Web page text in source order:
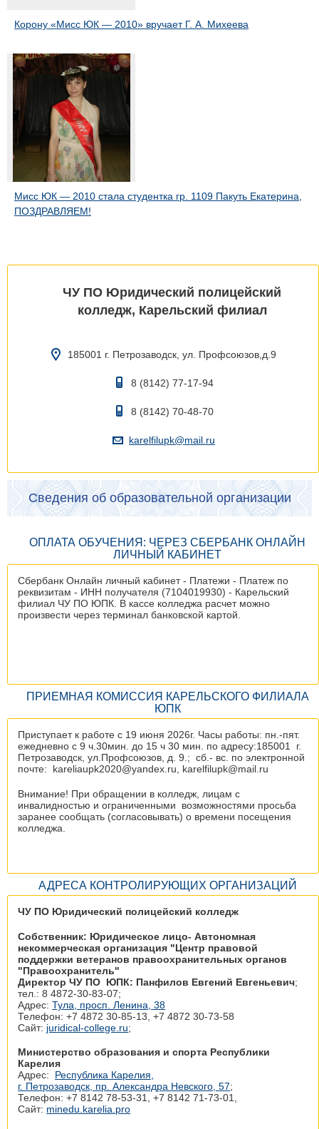
Корону «Мисс ЮК — 2010» вручает Г. А. Михеева
Мисс ЮК — 2010 стала студентка гр. 1109 Пакуть Екатерина,
ПОЗДРАВЛЯЕМ!
ЧУ ПО Юридический полицейский
колледж, Карельский филиал
185001 г. Петрозаводск, ул. Профсоюзов,д.9
8 (8142) 77-17-94
8 (8142) 70-48-70
karelfilupk@mail.ru
Сведения об образовательной организации
ОПЛАТА ОБУЧЕНИЯ: ЧЕРЕЗ СБЕРБАНК ОНЛАЙН
ЛИЧНЫЙ КАБИНЕТ
Сбербанк Онлайн личный кабинет - Платежи - Платеж по
реквизитам - ИНН получателя (7104019930) - Карельский
филиал ЧУ ПО ЮПК. В кассе колледжа расчет можно
произвести через терминал банковской картой.
ПРИЕМНАЯ КОМИССИЯ КАРЕЛЬСКОГО ФИЛИАЛА
ЮПК
Приступает к работе с 19 июня 2026г. Часы работы: пн.-пят.
ежедневно с 9 ч.30мин. до 15 ч 30 мин. по адресу:185001 г.
Петрозаводск, ул.Профсоюзов, д. 9.; сб.- вс. по электронной
почте: kareliaupk2020@yandex.ru, karelfilupk@mail.ru
Внимание! При обращении в колледж, лицам с
инвалидностью и ограниченными возможностями просьба
заранее сообщать (согласовывать) о времени посещения
колледжа.
АДРЕСА КОНТРОЛИРУЮЩИХ ОРГАНИЗАЦИЙ
ЧУ ПО Юридический полицейский колледж
Собственник: Юридическое лицо- Автономная
некоммерческая организация "Центр правовой
поддержки ветеранов правоохранительных органов
"Правоохранитель"
Директор ЧУ ПО ЮПК: Панфилов Евгений Евгеньевич;
тел.: 8 4872-30-83-07;
Адрес:Тула, просп. Ленина, 38
Телефон: +7 4872 30‑85-13, +7 4872 30‑73-58
Сайт: juridical-college.ru;
Министерство образования и спорта Республики
Карелия
Адрес: Республика Карелия,
г. Петрозаводск, пр. Александра Невского, 57;
Телефон: +7 8142 78‑53-31, +7 8142 71‑73-01,
Сайт: minedu.karelia.pro